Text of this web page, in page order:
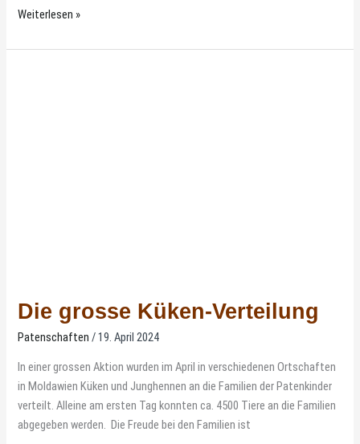
Weiterlesen »
Die grosse Küken-Verteilung
Patenschaften /19. April 2024
In einer grossen Aktion wurden im April in verschiedenen Ortschaften
in Moldawien Küken und Junghennen an die Familien der Patenkinder
verteilt. Alleine am ersten Tag konnten ca. 4500 Tiere an die Familien
abgegeben werden. Die Freude bei den Familien ist